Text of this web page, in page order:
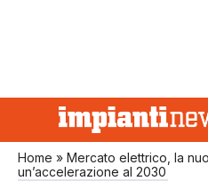
Home » Mercato elettrico, la
un’accelerazione al 2030